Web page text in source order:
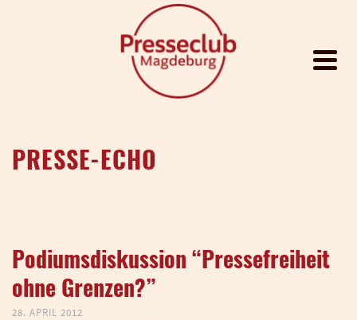
PRESSE-ECHO
Podiumsdiskussion “Pressefreiheit
ohne Grenzen?”
28. APRIL 2012